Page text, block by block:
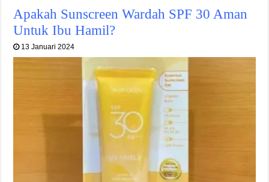
Apakah Sunscreen Wardah SPF 30 Aman
Untuk Ibu Hamil?
13 Januari 2024